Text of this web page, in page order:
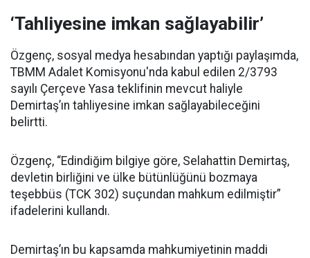
‘Tahliyesine imkan sağlayabilir’
Özgenç, sosyal medya hesabından yaptığı paylaşımda,
TBMM Adalet Komisyonu'nda kabul edilen 2/3793
sayılı Çerçeve Yasa teklifinin mevcut haliyle
Demirtaş’ın tahliyesine imkan sağlayabileceğini
belirtti.
Özgenç, “Edindiğim bilgiye göre, Selahattin Demirtaş,
devletin birliğini ve ülke bütünlüğünü bozmaya
teşebbüs (TCK 302) suçundan mahkum edilmiştir”
ifadelerini kullandı.
Demirtaş’ın bu kapsamda mahkumiyetinin maddi